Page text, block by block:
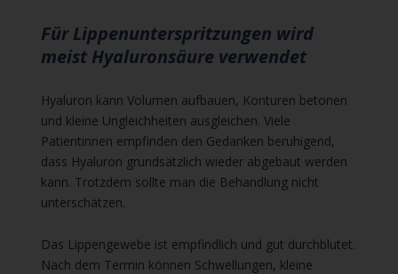
Für Lippenunterspritzungen wird
meist Hyaluronsäure verwendet
Hyaluron kann Volumen aufbauen, Konturen betonen
und kleine Ungleichheiten ausgleichen. Viele
Patientinnen empfinden den Gedanken beruhigend,
dass Hyaluron grundsätzlich wieder abgebaut werden
kann. Trotzdem sollte man die Behandlung nicht
unterschätzen.
Das Lippengewebe ist empfindlich und gut durchblutet.
Nach dem Termin können Schwellungen, kleine